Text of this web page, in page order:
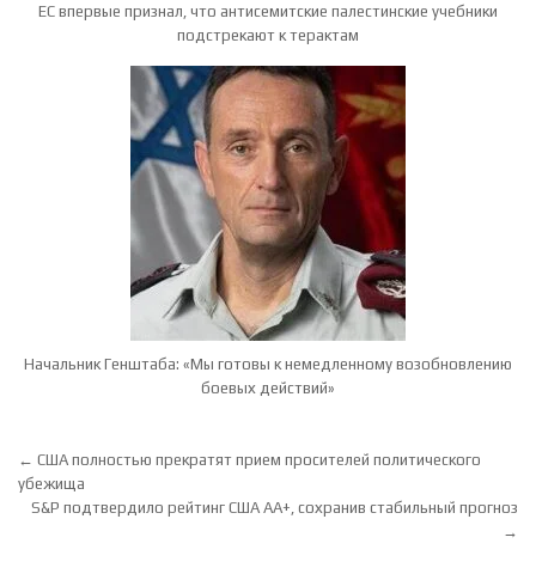
ЕС впервые признал, что антисемитские палестинские учебники
подстрекают к терактам
Начальник Генштаба: «Мы готовы к немедленному возобновлению
боевых действий»
Навигация по записям
← США полностью прекратят прием просителей политического
убежища
S&P подтвердило рейтинг США AA+, сохранив стабильный прогноз
→